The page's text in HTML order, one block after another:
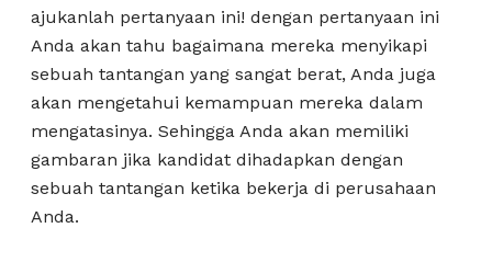
ajukanlah pertanyaan ini! dengan pertanyaan ini
Anda akan tahu bagaimana mereka menyikapi
sebuah tantangan yang sangat berat, Anda juga
akan mengetahui kemampuan mereka dalam
mengatasinya. Sehingga Anda akan memiliki
gambaran jika kandidat dihadapkan dengan
sebuah tantangan ketika bekerja di perusahaan
Anda.